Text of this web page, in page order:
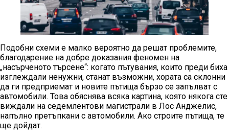
Подобни схеми е малко вероятно да решат проблемите,
благодарение на добре доказания феномен на
„насърченото търсене“: когато пътувания, които преди биха
изглеждали ненужни, станат възможни, хората са склонни
да ги предприемат и новите пътища бързо се запълват с
автомобили. Това обяснява всяка картина, която някога сте
виждали на седемлентови магистрали в Лос Анджелис,
напълно претъпкани с автомобили. Ако строите пътища, те
ще дойдат.